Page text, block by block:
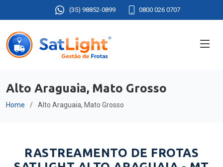
(35) 98852-0899 0800 026 0707
Alto Araguaia, Mato Grosso
Home Alto Araguaia, Mato Grosso
RASTREAMENTO DE FROTAS